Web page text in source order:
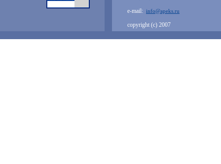
e-mail: info@apeks.ru
copyright (с) 2007